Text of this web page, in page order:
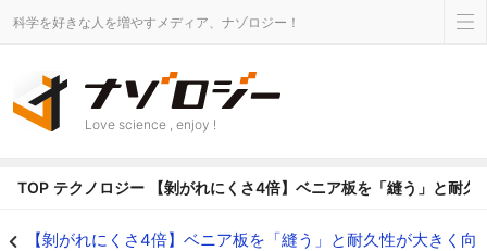
科学を好きな人を増やすメディア、ナゾロジー！
Love science , enjoy !
TOP テクノロジー 【剝がれにくさ4倍】ベニア板を「縫う」と耐久
【剝がれにくさ4倍】ベニア板を「縫う」と耐久性が大きく向